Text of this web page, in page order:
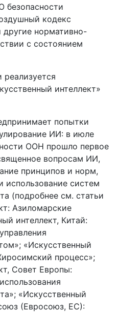
безопасности
кодекс
нормативно-
с состоянием
реализуется
интеллект»
попытки
ИИ: в июле
ООН прошло первое
вопросам ИИ,
принципов и норм,
использование систем
(подробнее см. статьи
Азиломарские
интеллект, Китай:
«Искусственный
процесс»;
Совет Европы:
«Искусственный
(Евросоюз, ЕС):